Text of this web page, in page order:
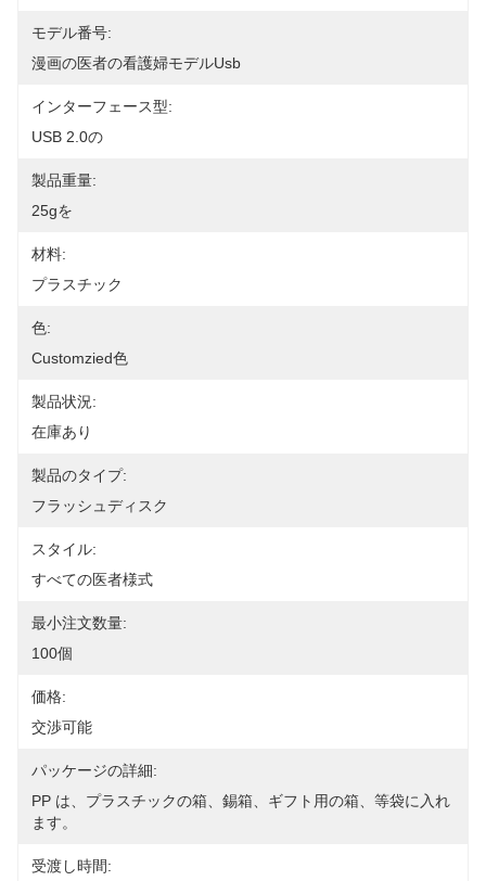
モデル番号:
漫画の医者の看護婦モデルusb
インターフェース型:
USB 2.0の
製品重量:
25gを
材料:
プラスチック
色:
Customzied色
製品状況:
在庫あり
製品のタイプ:
フラッシュディスク
スタイル:
すべての医者様式
最小注文数量:
100個
価格:
交渉可能
パッケージの詳細:
PP は、プラスチックの箱、錫箱、ギフト用の箱、等袋に入れ
ます。
受渡し時間: